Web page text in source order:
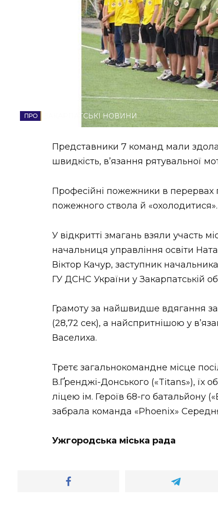
НОВИНИ ЗАХІДНОЇ УКРАЇНИ
ВІДЕОЗАКАРПАТСЬКІ НОВИНИ
Представники 7 команд мали
швидкість, в’язання рятувальної
Професійні пожежники в перервах
пожежного ствола й
У відкритті змагань взяли участь
начальниця управління освіти
Віктор Качур, заступник
ГУ ДСНС України у Закарпатській
Грамоту за найшвидше вдягання
(28,72 сек), а найспритнішою у
Васелиха.
Третє загальнокомандне місце
В.Ґренджі-Донського («Titans»), їх
ліцею ім. Героїв 68-го батальйону
забрала команда «Phoenix»
Ужгородська міська рада